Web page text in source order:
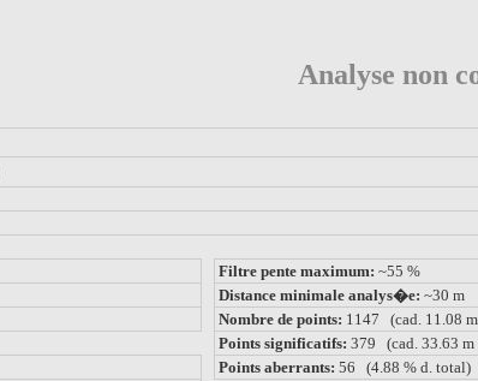
Analyse non
Filtre pente maximum: ~55 %
Distance minimale analys�e: ~30 m
Nombre de points: 1147 (cad. 11.08
Points significatifs: 379 (cad. 33.63 m
Points aberrants: 56 (4.88 % d. total)